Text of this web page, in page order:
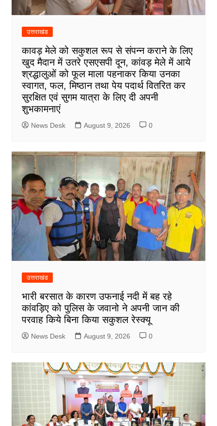
उत्तराखंड
कावड़ मेले को सकुशल रूप से संपन्न कराने के लिए
खुद मैदान में उतरे एसएसपी दून, कांवड़ मेले में आये
श्रद्धालुओं को फूल माला पहनाकर किया उनका
स्वागत, फल, मिष्ठान तथा पेय पदार्थ वितरित कर
सुरक्षित एवं सुगम यात्रा के लिए दी अपनी
शुभकामनाएं
News Desk August 9, 2026 0
उत्तराखंड
भारी बरसात के कारण उफनाई नदी में बह रहे
कांवड़िए को पुलिस के जवानो ने अपनी जान की
परवाह किये बिना किया सकुशल रेस्क्यू
News Desk August 9, 2026 0